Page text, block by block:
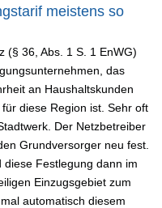
meistens so
(§ 36, Abs. 1 S. 1 EnWG)
das
an Haushaltskunden
diese Region ist. Sehr oft
Der Netzbetreiber
Grundversorger neu fest.
Festlegung dann im
Einzugsgebiet zum
automatisch diesem